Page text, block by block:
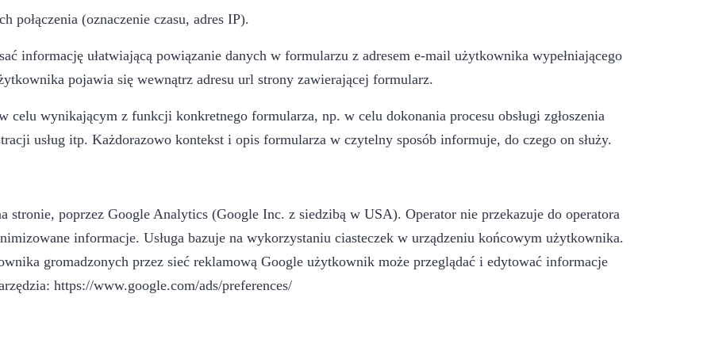
połączenia (oznaczenie czasu, adres IP).
informację ułatwiającą powiązanie danych w formularzu z adresem e-mail użytkownika wypełniającego
pojawia się wewnątrz adresu url strony zawierającej formularz.
celu wynikającym z funkcji konkretnego formularza, np. w celu dokonania procesu obsługi zgłoszenia
usług itp. Każdorazowo kontekst i opis formularza w czytelny sposób informuje, do czego on służy.
stronie, poprzez Google Analytics (Google Inc. z siedzibą w USA). Operator nie przekazuje do operatora
informacje. Usługa bazuje na wykorzystaniu ciasteczek w urządzeniu końcowym użytkownika.
gromadzonych przez sieć reklamową Google użytkownik może przeglądać i edytować informacje
https://www.google.com/ads/preferences/